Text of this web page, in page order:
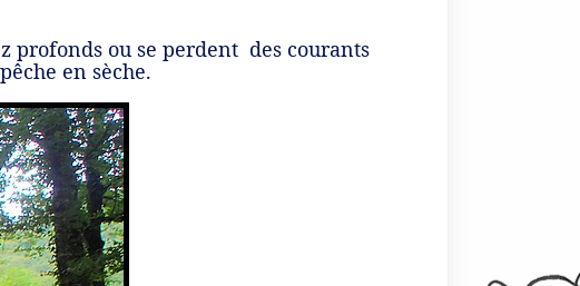
profonds ou se perdent des courants
en sèche.